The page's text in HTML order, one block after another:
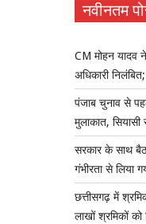
नवीनतम
CM मोहन यादव
अधिकारी
पंजाब चुनाव से
मुलाकात,
सरकार के साथ
गंभीरता से लिया
छत्तीसगढ़ में
लाखों श्रमिकों